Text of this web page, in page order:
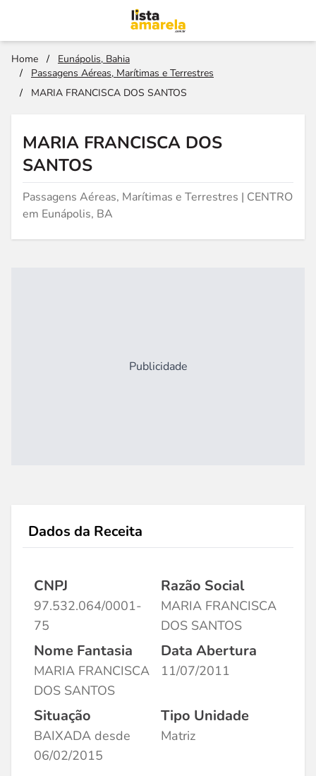
Home /
Eunápolis, Bahia
/
Passagens Aéreas, Marítimas e Terrestres
/
MARIA FRANCISCA DOS SANTOS
MARIA FRANCISCA DOS
SANTOS
Passagens Aéreas, Marítimas e Terrestres | CENTRO
em Eunápolis, BA
Publicidade
Dados da Receita
CNPJ
97.532.064/0001-
75
Razão Social
MARIA FRANCISCA
DOS SANTOS
Nome Fantasia
MARIA FRANCISCA
DOS SANTOS
Data Abertura
11/07/2011
Situação
BAIXADA desde
06/02/2015
Tipo Unidade
Matriz